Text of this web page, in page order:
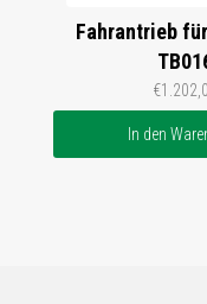
Fahrantrieb
In den